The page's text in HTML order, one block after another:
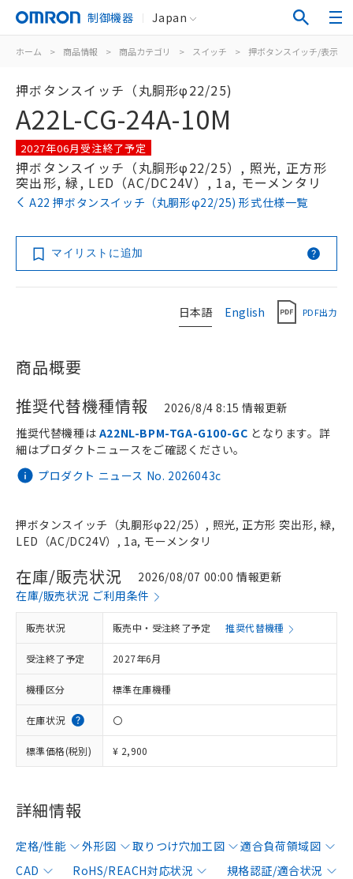
制御機器 Japan
ホーム > 商品情報 > 商品カテゴリ > スイッチ > 押ボタンスイッチ/表示灯
押ボタンスイッチ（丸胴形φ22/25)
A22L-CG-24A-10M
2027年06月受注終了予定
押ボタンスイッチ（丸胴形φ22/25）, 照光, 正方形
突出形, 緑, LED（AC/DC24V）, 1a, モーメンタリ
A22 押ボタンスイッチ（丸胴形φ22/25) 形式仕様一覧
マイリストに追加
日本語 English PDF出力
商品概要
推奨代替機種情報
2026/8/4 8:15 情報更新
プロダクト ニュース No. 2026043c
推奨代替機種は A22NL-BPM-TGA-G100-GC となります。詳
細はプロダクトニュースをご確認ください。
押ボタンスイッチ（丸胴形φ22/25）, 照光, 正方形 突出形, 緑,
LED（AC/DC24V）, 1a, モーメンタリ
在庫/販売状況
2026/08/07 00:00 情報更新
在庫/販売状況 ご利用条件
販売状況 販売中・受注終了予定 推奨代替機種
受注終了予定 2027年6月
機種区分 標準在庫機種
在庫状況 〇
標準価格(税別) ¥ 2,900
詳細情報
定格/性能 外形図 取りつけ穴加工図
適合負荷領域図
CAD
RoHS/REACH対応状況 規格認証/適合状況